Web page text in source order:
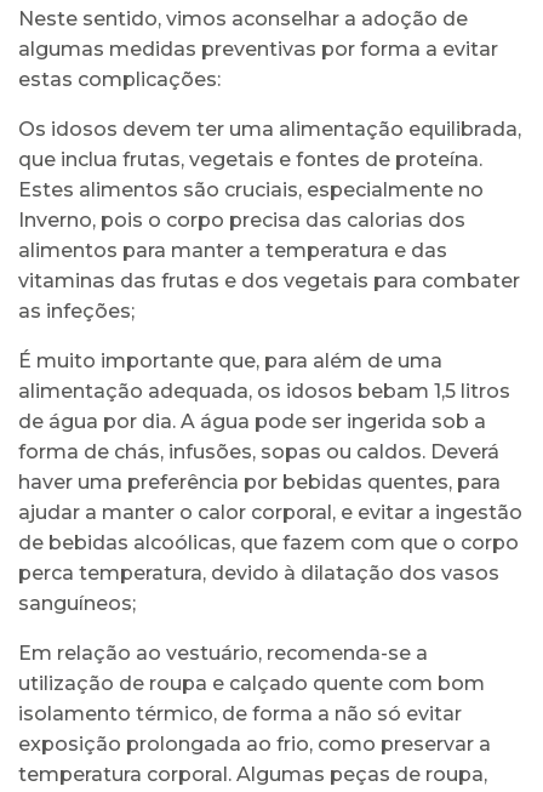
Neste sentido, vimos aconselhar a adoção de
algumas medidas preventivas por forma a evitar
estas complicações:
Os idosos devem ter uma alimentação equilibrada,
que inclua frutas, vegetais e fontes de proteína.
Estes alimentos são cruciais, especialmente no
Inverno, pois o corpo precisa das calorias dos
alimentos para manter a temperatura e das
vitaminas das frutas e dos vegetais para combater
as infeções;
É muito importante que, para além de uma
alimentação adequada, os idosos bebam 1,5 litros
de água por dia. A água pode ser ingerida sob a
forma de chás, infusões, sopas ou caldos. Deverá
haver uma preferência por bebidas quentes, para
ajudar a manter o calor corporal, e evitar a ingestão
de bebidas alcoólicas, que fazem com que o corpo
perca temperatura, devido à dilatação dos vasos
sanguíneos;
Em relação ao vestuário, recomenda-se a
utilização de roupa e calçado quente com bom
isolamento térmico, de forma a não só evitar
exposição prolongada ao frio, como preservar a
temperatura corporal. Algumas peças de roupa,